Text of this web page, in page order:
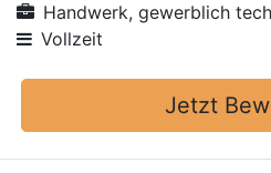
Handwerk, gewerblich
Vollzeit
Jetzt